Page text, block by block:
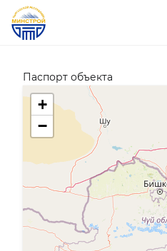
Паспорт объекта
+
−